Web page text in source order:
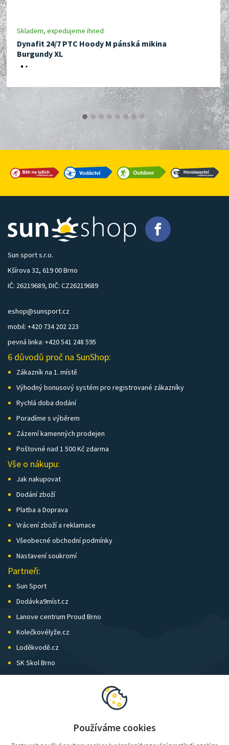
Skladem, expedujeme ihned
Dynafit 24/7 PTC Hoody M pánská mikina
Burgundy XL
Sun sport s.r.o.
Kšírova 32, 619 00 Brno
IČ: 26219689, DIČ: CZ26219689
eshop@sunsport.cz
mobil: +420 734 202 223
pevná linka: +420 541 248 595
6 důvodů proč na SunShop:
Zákazník na 1. místě
Výhodný bonusový systém pro registrované zákazníky
Rychlá doba dodání
Poradíme s výběrem
Zázemí kamenných prodejen
Poštovné nad 1 500 Kč zdarma
Vše o nákupu:
Jak nakupovat
Dodání zboží
Platba a Doprava
Vrácení zboží a reklamace
Všeobecné obchodní podmínky
Nastavení soukromí
Partneři:
Sun Sport
Dodávka9míst.cz
Lanove centrum Proud Brno
Kolečkovélyže.cz
Loděkvodě.cz
SK Skol Brno
Biatlon Brno
Používáme cookies